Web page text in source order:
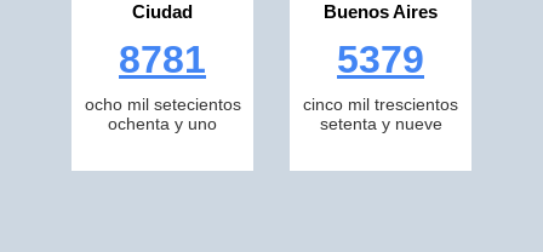
Ciudad
8781
ocho mil setecientos
ochenta y uno
Buenos Aires
5379
cinco mil trescientos
setenta y nueve